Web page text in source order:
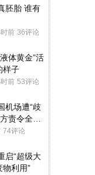
胚胎 谁有
前 36评论
体黄金”活
样子
前 53评论
机场遭“歧
责令全面
采取最严厉
74评论
启“超级大
物利用”